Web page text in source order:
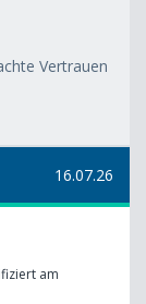
Vertrauen
16.07.26
am